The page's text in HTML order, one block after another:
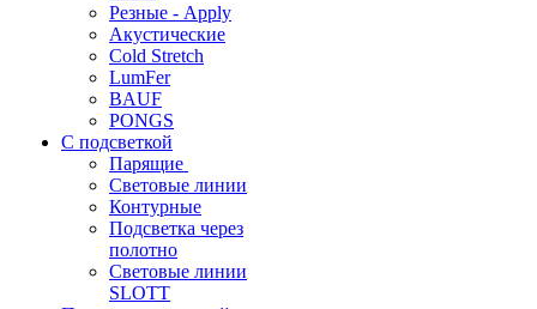
Резные - Apply
Акустические
Cold Stretch
LumFer
BAUF
PONGS
С подсветкой
Парящие
Световые линии
Контурные
Подсветка через
полотно
Световые линии
SLOTT